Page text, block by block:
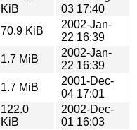
KiB
03 17:40
70.9 KiB
2002-Jan-
22 16:39
1.7 MiB
2002-Jan-
22 16:39
1.7 MiB
2001-Dec-
04 17:01
122.0
KiB
2002-Dec-
01 16:03